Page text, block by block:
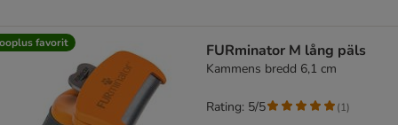
favorit FURminator M lång päls
Kammens bredd 6,1 cm
Rating: 5/5 (1)